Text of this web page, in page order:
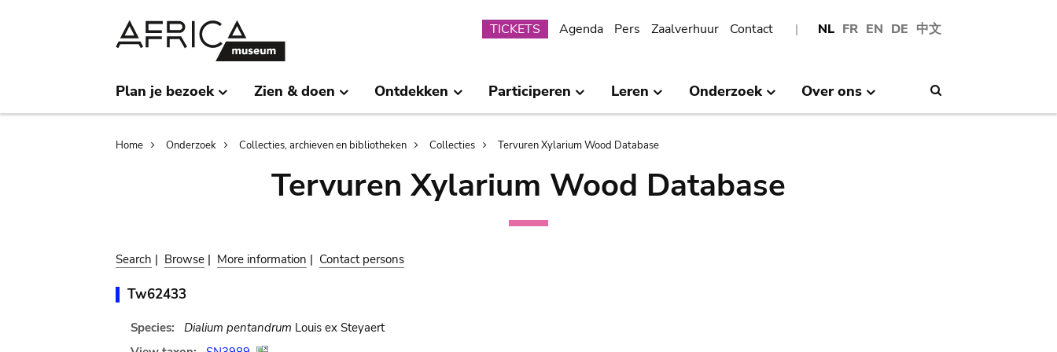
NL FR EN DE 中文
Submenu
TICKETS Agenda Pers Zaalverhuur Contact
Plan je bezoek Zien & doen Ontdekken Participeren Leren Onderzoek Over ons
Breadcrumb
Home Onderzoek Collecties, archieven en bibliotheken Collecties Tervuren Xylarium Wood Database
Tervuren Xylarium Wood Database
Search | Browse | More information | Contact persons
Tw62433
Species: Dialium pentandrum Louis ex Steyaert